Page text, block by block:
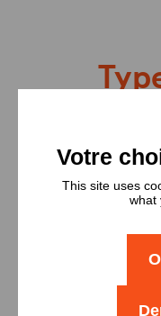
Type
This site uses
what